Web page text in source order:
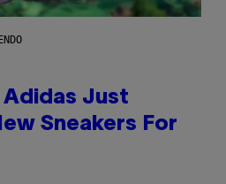
Adidas Just
Sneakers For